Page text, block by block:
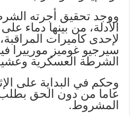
ووجد تحقيق أجرته
الأدلة، من بينها دماء
لإحدى كاميرات
سيرجيو غوميز مورييرا
الشرطة العسكرية
عاما من دون الحق بطلب
المشروط.